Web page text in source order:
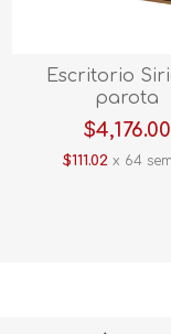
Escritorio
parota
$4,176.00
$111.02 x 64